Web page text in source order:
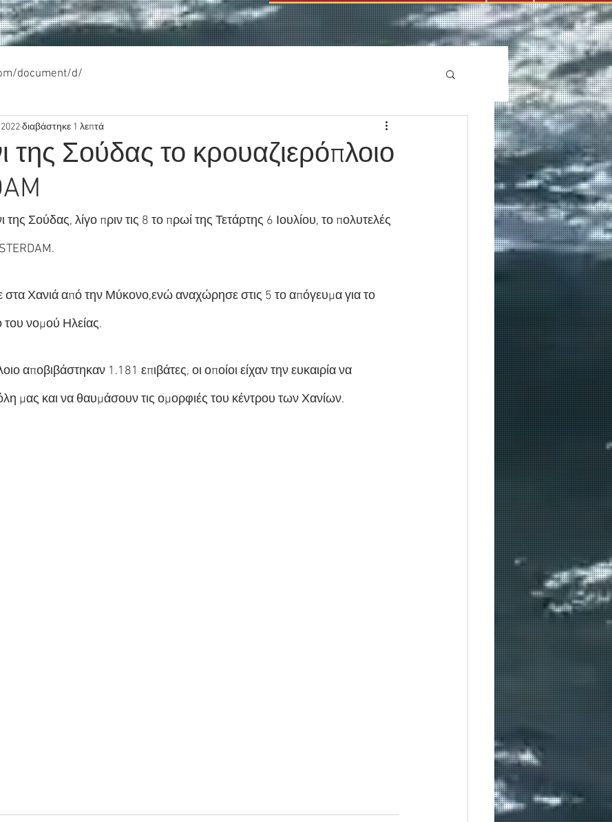
document/d/
της Σούδας το κρουαζιερόπλοιο
διαβάστηκε 1 λεπτά
της Σούδας, λίγο πριν τις 8 το πρωί της Τετάρτης 6 Ιουλίου, το πολυτελές
στα Χανιά από την Μύκονο,ενώ αναχώρησε στις 5 το απόγευμα για το
νομού Ηλείας.
αποβιβάστηκαν 1.181 επιβάτες, οι οποίοι είχαν την ευκαιρία να
μας και να θαυμάσουν τις ομορφιές του κέντρου των Χανίων.